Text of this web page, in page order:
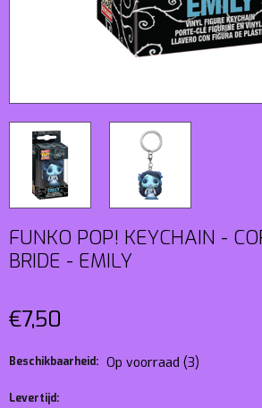
FUNKO POP! KEYCHAIN -
BRIDE - EMILY
€7,50
Beschikbaarheid: Op voorraad (3)
Levertijd: